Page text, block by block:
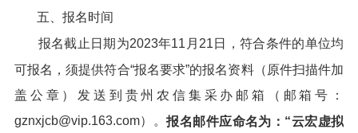
五、报名时间
报名截止日期为2023年11月21日，符合条件的单位均
可报名，须提供符合“报名要求”的报名资料（原件扫描件加
盖公章）发送到贵州农信集采办邮箱（邮箱号：
gznxjcb@vip.163.com）。报名邮件应命名为： “云宏虚拟